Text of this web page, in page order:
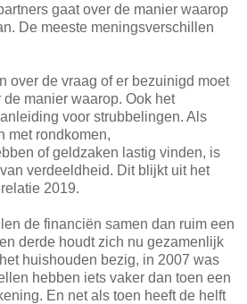
gaat over de manier waarop
De meeste meningsverschillen
over de vraag of er bezuinigd moet
manier waarop. Ook het
voor strubbelingen. Als
met rondkomen,
of geldzaken lastig vinden, is
verdeeldheid. Dit blijkt uit het
2019.
de financiën samen dan ruim een
derde houdt zich nu gezamenlijk
huishouden bezig, in 2007 was
hebben iets vaker dan toen een
En net als toen heeft de helft